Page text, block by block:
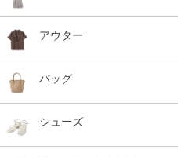
アウター
バッグ
シューズ